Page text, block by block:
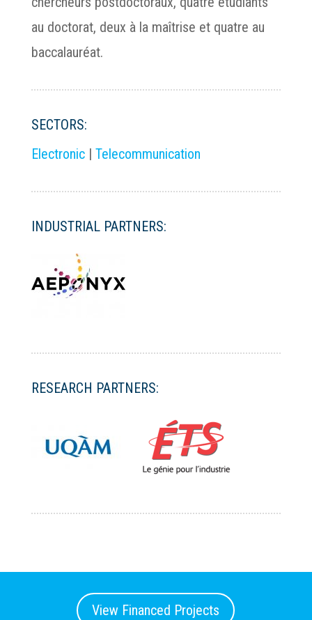
au doctorat, deux à la maîtrise et quatre au
baccalauréat.
SECTORS:
Electronic| Telecommunication
INDUSTRIAL PARTNERS:
RESEARCH PARTNERS:
View Financed Projects